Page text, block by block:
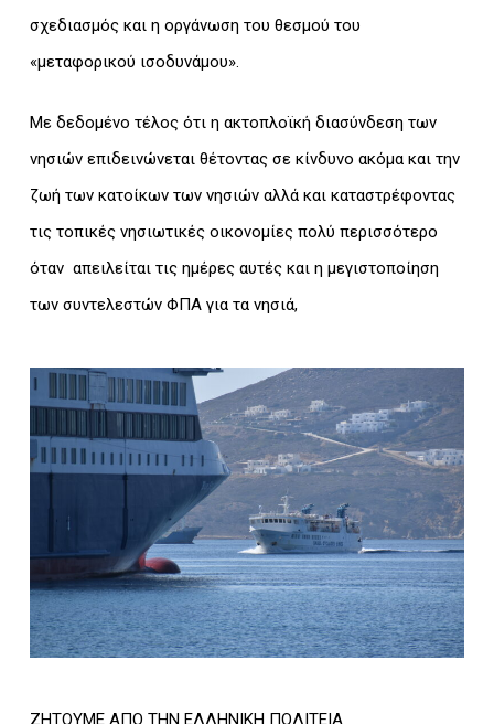
σχεδιασμός και η οργάνωση του θεσμού του
«μεταφορικού ισοδυνάμου».
Με δεδομένο τέλος ότι η ακτοπλοϊκή διασύνδεση των
νησιών επιδεινώνεται θέτοντας σε κίνδυνο ακόμα και την
ζωή των κατοίκων των νησιών αλλά και καταστρέφοντας
τις τοπικές νησιωτικές οικονομίες πολύ περισσότερο
όταν απειλείται τις ημέρες αυτές και η μεγιστοποίηση
των συντελεστών ΦΠΑ για τα νησιά,
ΖΗΤΟΥΜΕ ΑΠΟ ΤΗΝ ΕΛΛΗΝΙΚΗ ΠΟΛΙΤΕΙΑ